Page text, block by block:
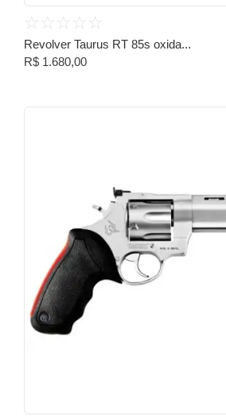
☆ ☆ ☆ ☆ ☆
Revolver Taurus RT 85s oxida...
R$ 1.680,00